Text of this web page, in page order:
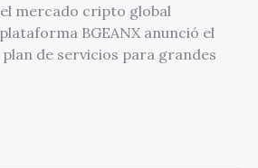
mercado cripto global
BGEANX anunció el
de servicios para grandes